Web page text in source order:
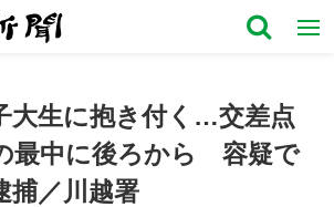
大生に抱き付く…交差点
最中に後ろから 容疑で
捕／川越署